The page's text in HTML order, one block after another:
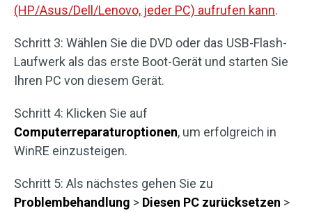
(HP/Asus/Dell/Lenovo, jeder PC) aufrufen kann.
Schritt 3: Wählen Sie die DVD oder das USB-Flash-
Laufwerk als das erste Boot-Gerät und starten Sie
Ihren PC von diesem Gerät.
Schritt 4: Klicken Sie auf
Computerreparaturoptionen, um erfolgreich in
WinRE einzusteigen.
Schritt 5: Als nächstes gehen Sie zu
Problembehandlung > Diesen PC zurücksetzen >